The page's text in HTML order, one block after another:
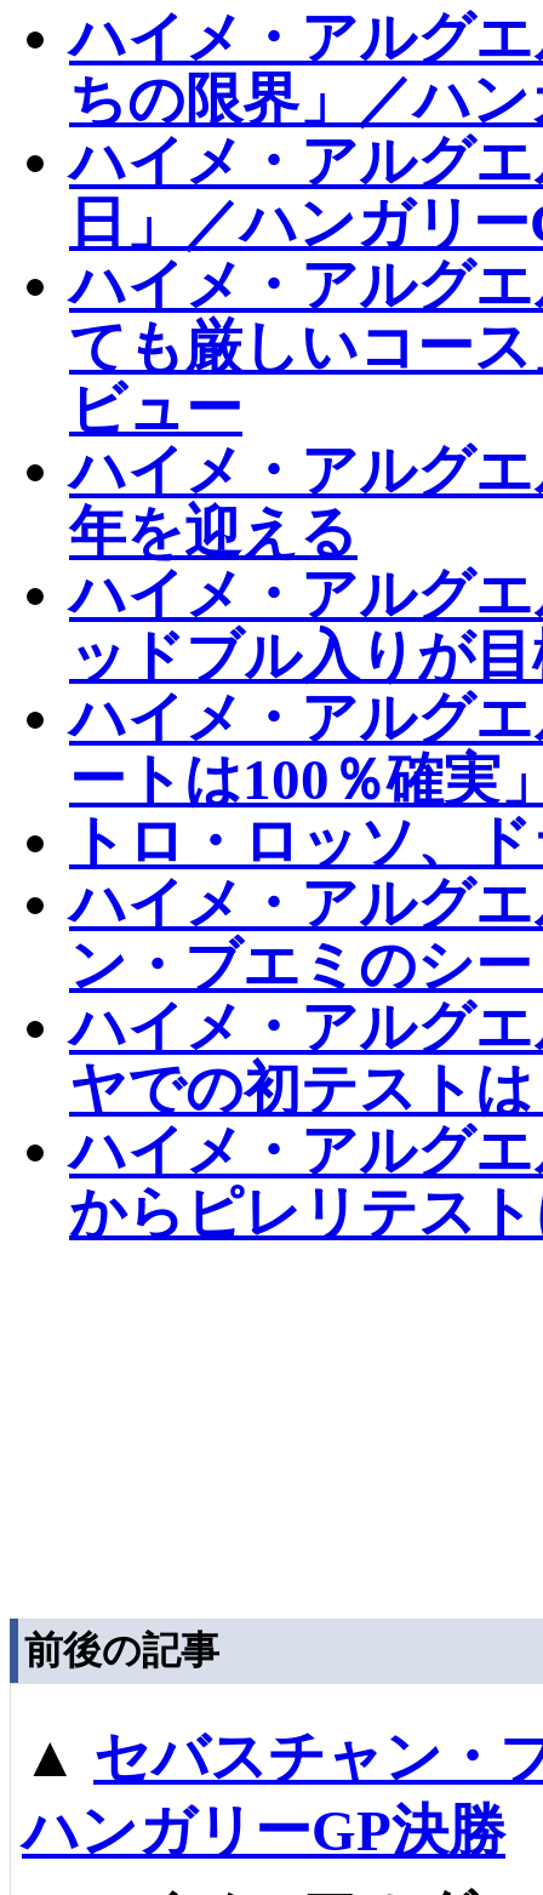
ハイメ・アルグ
ちの限界」／ハ
ハイメ・アルグ
日」／ハンガリ
ハイメ・アルグ
ても厳しいコー
ビュー
ハイメ・アルグ
年を迎える
ハイメ・アルグ
ッドブル入りが
ハイメ・アルグ
ートは100％確実
トロ・ロッソ、
ハイメ・アルグ
ン・ブエミのシ
ハイメ・アルグ
ヤでの初テスト
ハイメ・アルグ
からピレリテス
前後の記事
▲ セバスチャン・
ハンガリーGP決勝